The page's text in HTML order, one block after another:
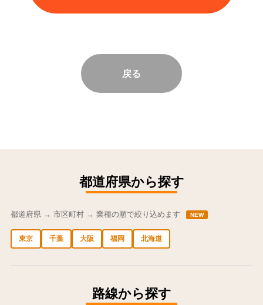
戻る
都道府県から探す
都道府県 → 市区町村 → 業種の順で絞り込めます NEW
東京 千葉 大阪 福岡 北海道
路線から探す